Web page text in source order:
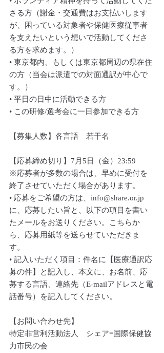
さる方（謝金・交通費はお支払いします
が、困っている対象者や保健医療従事者
を支えたいという想いで活動してくださ
る方を求めます。）
• 東京都内、もしくは東京都周辺の県在住
の方（当会は派遣での対面通訳が中心で
す。）
• 平日の日中に活動できる方
• この研修/選考会に一日参加できる方
【募集人数】各言語　若干名
【応募締め切り】7月5日（金）23:59
※応募者が多数の場合は、早めに受付を
終了させていただく場合があります。
• 応募をご希望の方は、info@share.or.jp
に、応募したい旨と、以下の項目を書い
たメールをお送りください。こちらか
ら、応募用紙等を送らせていただきま
す。
• 記入いただく項目：件名に【医療通訳応
募の件】と記入し、本文に、お名前、応
募する言語、連絡先（E-mailアドレスと電
話番号）を記入してください。
【お問い合わせ先】
特定非営利活動法人　シェア=国際保健協
力市民の会